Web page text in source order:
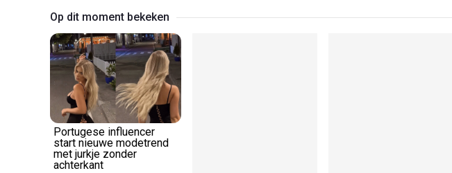
Op dit moment bekeken
Portugese influencer
start nieuwe modetrend
met jurkje zonder
achterkant